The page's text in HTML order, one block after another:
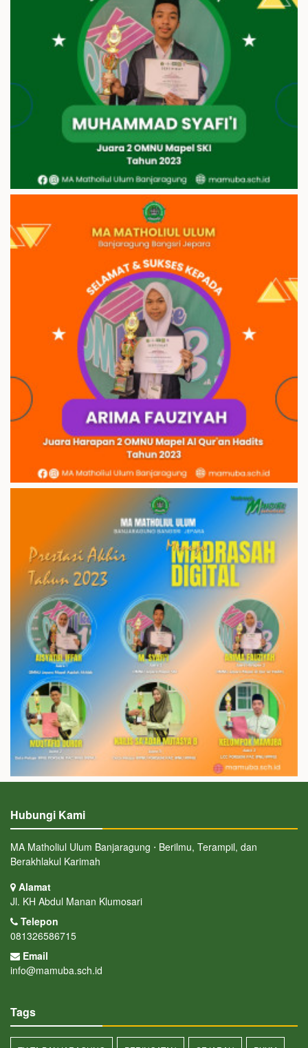
Hubungi Kami
MA Matholiul Ulum Banjaragung ⋅ Berilmu, Terampil, dan
Berakhlakul Karimah
Alamat
Jl. KH Abdul Manan Klumosari
Telepon
081326586715
Email
info@mamuba.sch.id
Tags